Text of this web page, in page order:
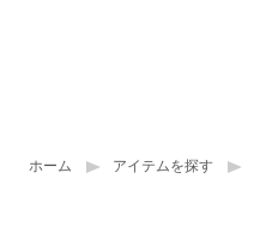
ホーム アイテムを探す